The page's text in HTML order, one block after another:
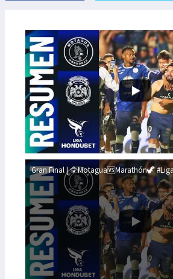
Gran Final | 🦅Motagua🆚Marathón🦖